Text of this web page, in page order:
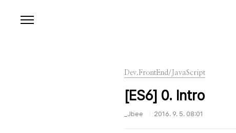
Dev.FrontEnd/JavaScript
[ES6] 0. Intro
_Jbee 2016. 9. 5. 08:01